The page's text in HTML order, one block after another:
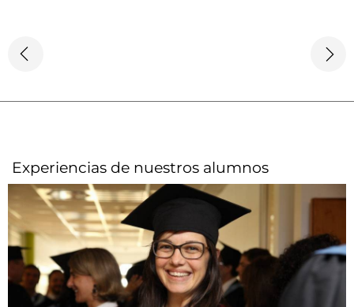
Experiencias de nuestros alumnos​